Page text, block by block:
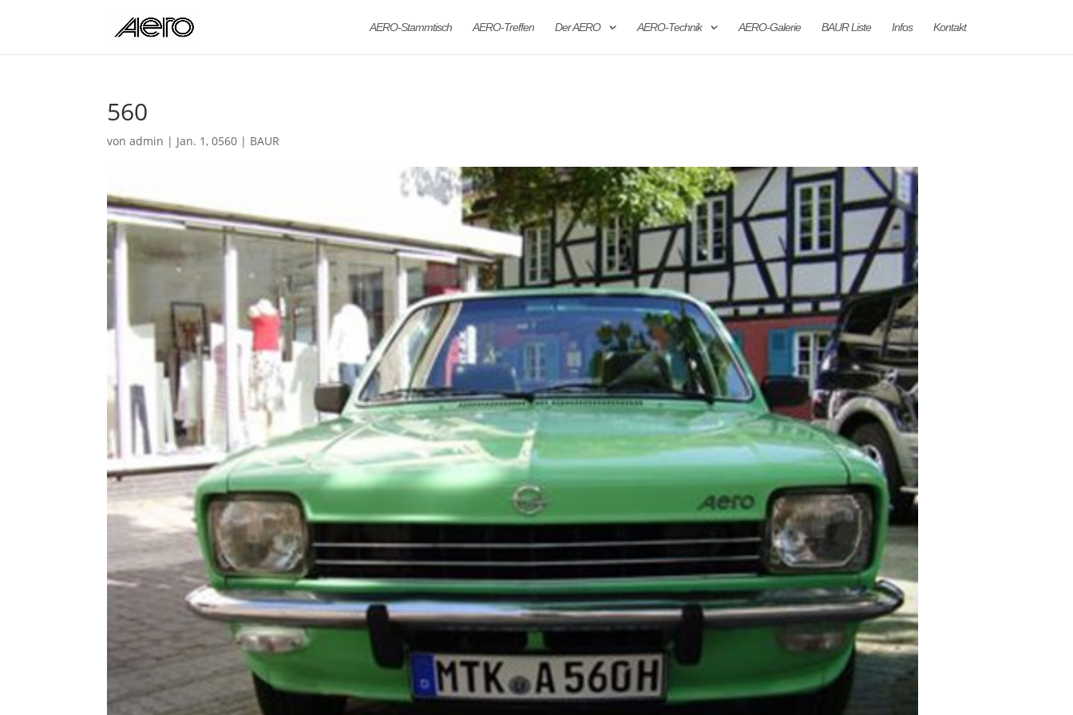
AERO-Stammtisch AERO-Treffen Der AERO AERO-Technik AERO-Galerie BAUR Liste Infos Kontakt
560
vonadmin | Jan. 1, 0560 | BAUR